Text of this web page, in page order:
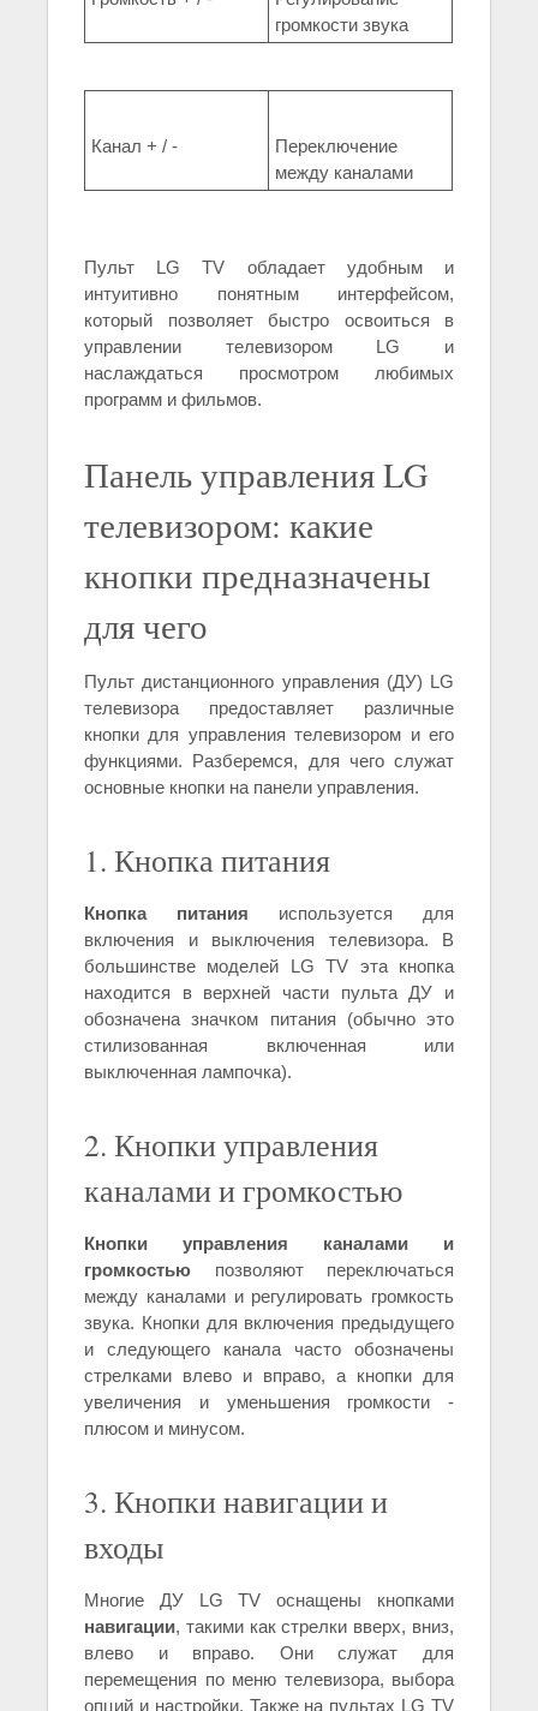
громкости звука
Канал + / -
Переключение
между каналами
Пульт LG TV обладает удобным и
интуитивно понятным интерфейсом,
который позволяет быстро освоиться в
управлении телевизором LG и
наслаждаться просмотром любимых
программ и фильмов.
Панель управления LG
телевизором: какие
кнопки предназначены
для чего
Пульт дистанционного управления (ДУ) LG
телевизора предоставляет различные
кнопки для управления телевизором и его
функциями. Разберемся, для чего служат
основные кнопки на панели управления.
1. Кнопка питания
Кнопка питания используется для
включения и выключения телевизора. В
большинстве моделей LG TV эта кнопка
находится в верхней части пульта ДУ и
обозначена значком питания (обычно это
стилизованная включенная или
выключенная лампочка).
2. Кнопки управления
каналами и громкостью
Кнопки управления каналами и
громкостью позволяют переключаться
между каналами и регулировать громкость
звука. Кнопки для включения предыдущего
и следующего канала часто обозначены
стрелками влево и вправо, а кнопки для
увеличения и уменьшения громкости -
плюсом и минусом.
3. Кнопки навигации и
входы
Многие ДУ LG TV оснащены кнопками
навигации, такими как стрелки вверх, вниз,
влево и вправо. Они служат для
перемещения по меню телевизора, выбора
опций и настройки. Также на пультах LG TV